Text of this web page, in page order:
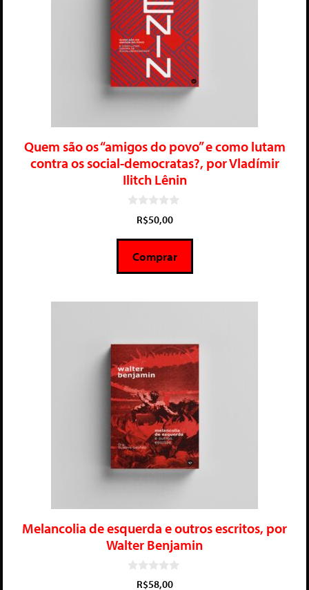
Quem são os “amigos do povo” e como lutam
contra os social-democratas?, por Vladímir
Ilitch Lênin
5
R$50,00
Comprar
Melancolia de esquerda e outros escritos, por
Walter Benjamin
R$58,00